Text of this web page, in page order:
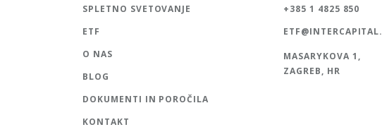
SPLETNO SVETOVANJE
ETF
O NAS
BLOG
DOKUMENTI IN POROČILA
KONTAKT
+385 1 4825 850
MASARYKOVA 1,
ZAGREB, HR